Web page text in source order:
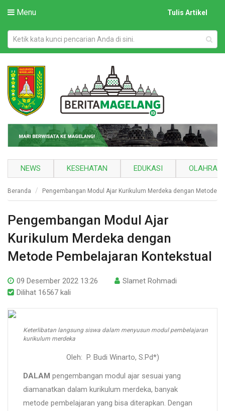
Menu Tulis Artikel
NEWS KESEHATAN EDUKASI
Beranda Pengembangan Modul Ajar Kurikulum Merdeka dengan Metode
Pengembangan Modul Ajar
Kurikulum Merdeka dengan
Metode Pembelajaran Kontekstual
09 Desember 2022 13:26
Slamet Rohmadi
Dilihat 16567 kali
Keterlibatan langsung siswa dalam menyusun modul pembelajaran
kurikulum merdeka
Oleh: P. Budi Winarto, S.Pd*)
DALAM pengembangan modul ajar sesuai yang
diamanatkan dalam kurikulum merdeka, banyak
metode pembelajaran yang bisa diterapkan. Dengan